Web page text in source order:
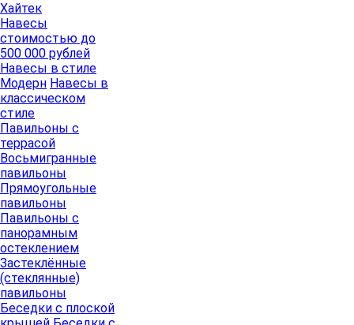
Хайтек
Навесы
стоимостью до
500 000 рублей
Навесы в стиле
Модерн Навесы в
классическом
стиле
Павильоны с
террасой
Восьмигранные
павильоны
Прямоугольные
павильоны
Павильоны с
панорамным
остеклением
Застеклённые
(стеклянные)
павильоны
Беседки с плоской